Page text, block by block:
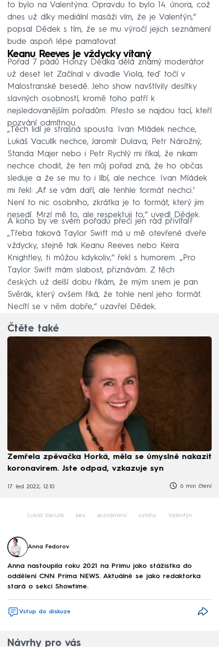
to bylo na Valentýna. Opravdu to bylo 14. února, což
dnes už díky mediální masáži vím, že je Valentýn,“
popsal Dědek s tím, že se mu výročí jejich seznámení
bude aspoň lépe pamatovat.
Keanu Reeves je vždycky vítaný
Pořad 7 pádů Honzy Dědka dělá známý moderátor
už deset let. Začínal v divadle Viola, teď točí v
Malostranské besedě. Jeho show navštívily desítky
slavných osobností, kromě toho patří k
nejsledovanějším pořadům. Přesto se najdou tací, kteří
pozvání odmítnou.
„Těch lidí je strašná spousta. Ivan Mládek nechce,
Lukáš Vaculík nechce, Jaromír Dulava, Petr Nárožný,
Standa Majer nebo i Petr Rychlý mi říkal, že nikam
nechce chodit, že ten můj pořad zná, že ho občas
sleduje a že se mu to i líbí, ale nechce. Ivan Mládek
mi řekl: ‚Ať se vám daří, ale tenhle formát nechci.’
Není to nic osobního, zkrátka je to formát, který jim
nesedí. Mrzí mě to, ale respektuji to,“ uvedl Dědek.
A koho by ve svém pořadu přeci jen rád přivítal?
„Třeba taková Taylor Swift má u mě otevřené dveře
vždycky, stejně tak Keanu Reeves nebo Keira
Knightley, ti můžou kdykoliv,“ řekl s humorem. „Pro
Taylor Swift mám slabost, přiznávám. Z těch
českých už delší dobu říkám, že mým snem je pan
Svěrák, který ovšem říká, že tohle není jeho formát.
Necítí se v něm dobře,“ uzavřel Dědek.
Čtěte také
Zemřela zpěvačka Horká, měla se úmyslně nakazit
koronavirem. Jste odpad, vzkazuje syn
17. led 2022, 12:10 6 min čtení
Lukáš Vaculík pes seznámení vztahy Valentýn
Anna Fedorov
Anna nastoupila roku 2021 na Primu jako stážistka do
oddělení CNN Prima NEWS. Aktuálně se jako redaktorka
stará o sekci Showtime.
Vstup do diskuze
Návrhy pro vás